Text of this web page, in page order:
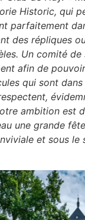
Historic, qui
parfaitement
des répliques
Un comité de
afin de
qui sont dans
ambition est
une grande
et sous le